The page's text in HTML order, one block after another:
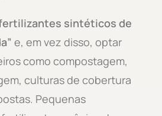
sintéticos de
e, em vez disso, optar
como compostagem,
culturas de cobertura
Pequenas